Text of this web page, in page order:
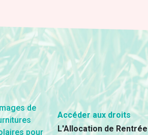
Accéder aux droits
L'Allocation de Rentrée